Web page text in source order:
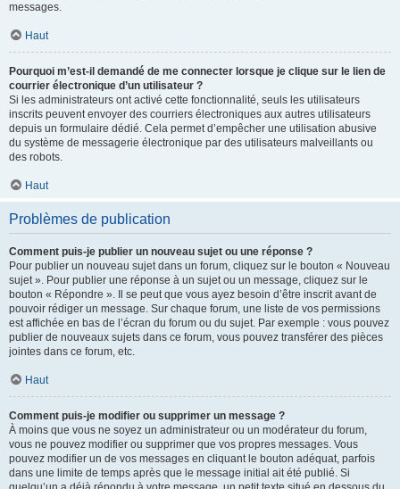
messages.
Haut
Pourquoi m’est-il demandé de me connecter lorsque je clique sur le lien de
courrier électronique d’un utilisateur ?
Si les administrateurs ont activé cette fonctionnalité, seuls les utilisateurs
inscrits peuvent envoyer des courriers électroniques aux autres utilisateurs
depuis un formulaire dédié. Cela permet d’empêcher une utilisation abusive
du système de messagerie électronique par des utilisateurs malveillants ou
des robots.
Haut
Problèmes de publication
Comment puis-je publier un nouveau sujet ou une réponse ?
Pour publier un nouveau sujet dans un forum, cliquez sur le bouton « Nouveau
sujet ». Pour publier une réponse à un sujet ou un message, cliquez sur le
bouton « Répondre ». Il se peut que vous ayez besoin d’être inscrit avant de
pouvoir rédiger un message. Sur chaque forum, une liste de vos permissions
est affichée en bas de l’écran du forum ou du sujet. Par exemple : vous pouvez
publier de nouveaux sujets dans ce forum, vous pouvez transférer des pièces
jointes dans ce forum, etc.
Haut
Comment puis-je modifier ou supprimer un message ?
À moins que vous ne soyez un administrateur ou un modérateur du forum,
vous ne pouvez modifier ou supprimer que vos propres messages. Vous
pouvez modifier un de vos messages en cliquant le bouton adéquat, parfois
dans une limite de temps après que le message initial ait été publié. Si